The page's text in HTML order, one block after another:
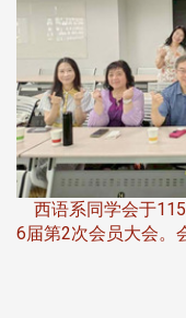
西语系同学会于
6届第2次会员大会。